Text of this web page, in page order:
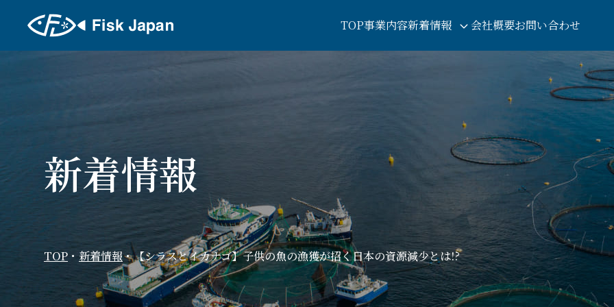
TOP事業内容新着情報 会社概要お問い合わせ
新着情報
TOP ・新着情報・【シラスとイカナゴ】子供の魚の漁獲が招く日本の資源減少とは!?